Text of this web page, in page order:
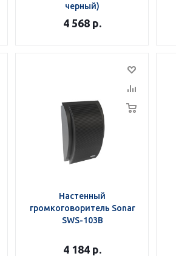
черный)
4 568 р.
Настенный
громкоговоритель Sonar
SWS-103B
4 184 р.